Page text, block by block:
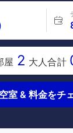
屋 2 大人合計
空室 & 料金をチ